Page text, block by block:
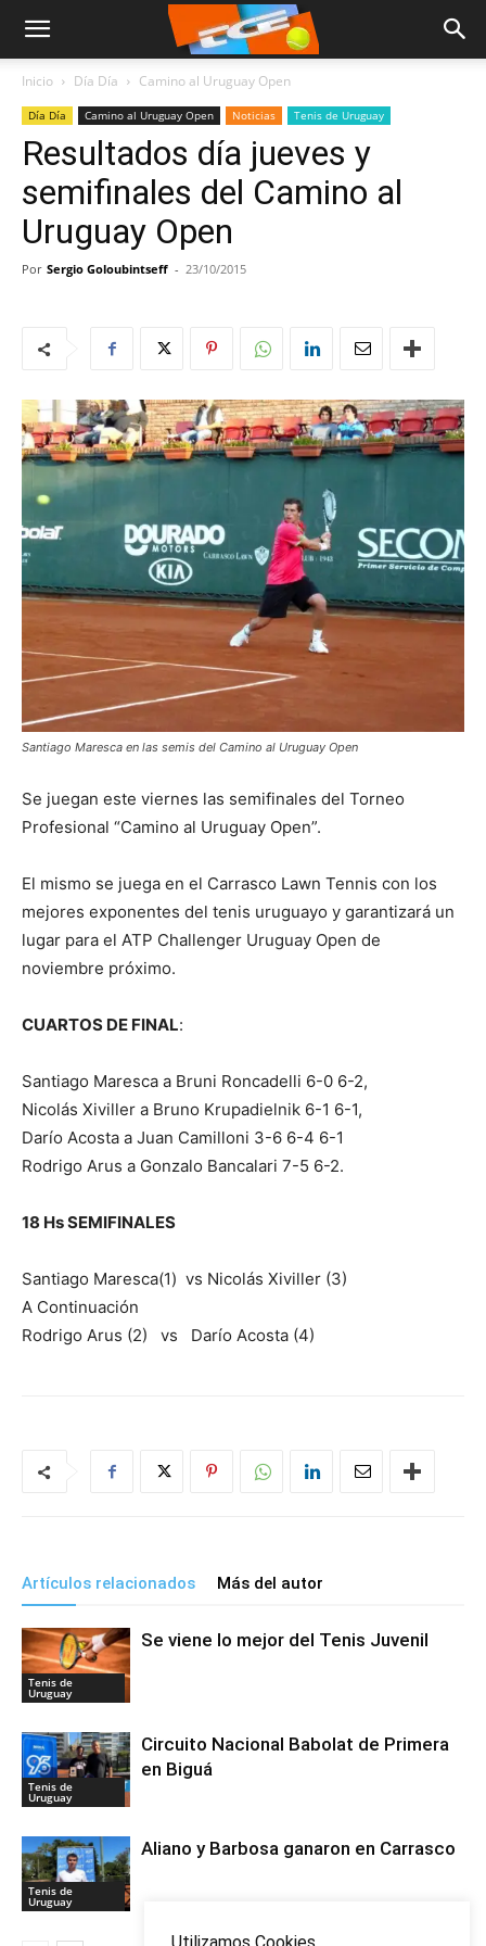
Inicio Día Día Camino al Uruguay Open
Día Día Camino al Uruguay Open Noticias Tenis de Uruguay
Resultados día jueves y
semifinales del Camino al
Uruguay Open
Por Sergio Goloubintseff - 23/10/2015
Santiago Maresca en las semis del Camino al Uruguay Open
Se juegan este viernes las semifinales del Torneo
Profesional “Camino al Uruguay Open”.
El mismo se juega en el Carrasco Lawn Tennis con los
mejores exponentes del tenis uruguayo y garantizará un
lugar para el ATP Challenger Uruguay Open de
noviembre próximo.
CUARTOS DE FINAL:
Santiago Maresca a Bruni Roncadelli 6-0 6-2,
Nicolás Xiviller a Bruno Krupadielnik 6-1 6-1,
Darío Acosta a Juan Camilloni 3-6 6-4 6-1
Rodrigo Arus a Gonzalo Bancalari 7-5 6-2.
18 Hs SEMIFINALES
Santiago Maresca(1) vs Nicolás Xiviller (3)
A Continuación
Rodrigo Arus (2) vs Darío Acosta (4)
Artículos relacionados Más del autor
Tenis de
Uruguay
Se viene lo mejor del Tenis Juvenil
Tenis de
Uruguay
Circuito Nacional Babolat de Primera
en Biguá
Tenis de
Uruguay
Aliano y Barbosa ganaron en Carrasco